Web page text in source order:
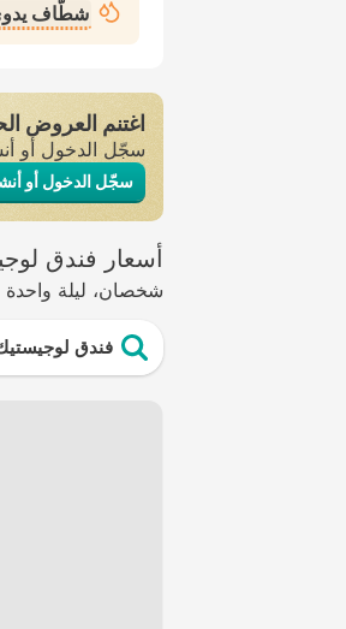
شطّاف
اغتنم العروض
سجّل الدخول أو
سجّل الدخول أو
أسعار فندق
شخصان ليلة واحدة
فندق